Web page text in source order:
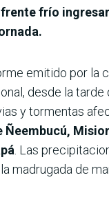
frente frío
emitido por la
desde la tarde
y tormentas
. Las
madrugada de